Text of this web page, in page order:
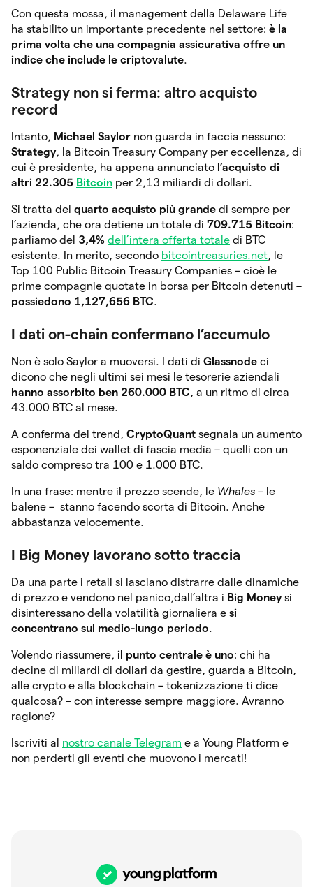
Con questa mossa, il management della Delaware Life
ha stabilito un importante precedente nel settore: è la
prima volta che una compagnia assicurativa offre un
indice che include le criptovalute.
Strategy non si ferma: altro acquisto
record
Intanto, Michael Saylor non guarda in faccia nessuno:
Strategy, la Bitcoin Treasury Company per eccellenza, di
cui è presidente, ha appena annunciato l’acquisto di
altri 22.305 Bitcoin per 2,13 miliardi di dollari.
Si tratta del quarto acquisto più grande di sempre per
l’azienda, che ora detiene un totale di 709.715 Bitcoin:
parliamo del 3,4% dell’intera offerta totale di BTC
esistente. In merito, secondo bitcointreasuries.net, le
Top 100 Public Bitcoin Treasury Companies – cioè le
prime compagnie quotate in borsa per Bitcoin detenuti –
possiedono 1,127,656 BTC.
I dati on-chain confermano l’accumulo
Non è solo Saylor a muoversi. I dati di Glassnode ci
dicono che negli ultimi sei mesi le tesorerie aziendali
hanno assorbito ben 260.000 BTC, a un ritmo di circa
43.000 BTC al mese.
A conferma del trend, CryptoQuant segnala un aumento
esponenziale dei wallet di fascia media – quelli con un
saldo compreso tra 100 e 1.000 BTC.
In una frase: mentre il prezzo scende, le Whales – le
balene – stanno facendo scorta di Bitcoin. Anche
abbastanza velocemente.
I Big Money lavorano sotto traccia
Da una parte i retail si lasciano distrarre dalle dinamiche
di prezzo e vendono nel panico,dall’altra i Big Moneysi
disinteressano della volatilità giornaliera e si
concentrano sul medio-lungo periodo.
Volendo riassumere, il punto centrale è uno: chi ha
decine di miliardi di dollari da gestire, guarda a Bitcoin,
alle crypto e alla blockchain – tokenizzazione ti dice
qualcosa? – con interesse sempre maggiore. Avranno
ragione?
Iscriviti al nostro canale Telegram e a Young Platform e
non perderti gli eventi che muovono i mercati!